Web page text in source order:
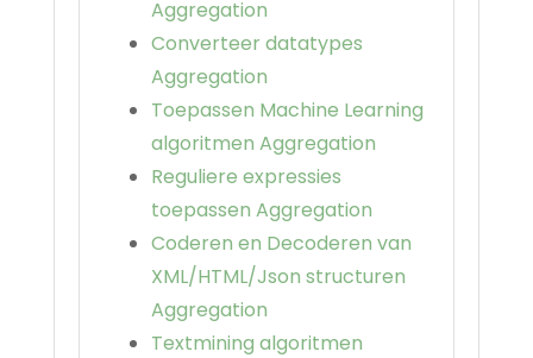
Aggregation
Converteer datatypes
Aggregation
Toepassen Machine Learning
algoritmen Aggregation
Reguliere expressies
toepassen Aggregation
Coderen en Decoderen van
XML/HTML/Json structuren
Aggregation
Textmining algoritmen